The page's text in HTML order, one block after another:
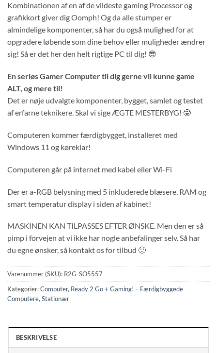
Kombinationen af en af de vildeste gaming Processor og
grafikkort giver dig Oomph! Og da alle stumper er
almindelige komponenter, så har du også mulighed for at
opgradere løbende som dine behov eller muligheder ændrer
sig! Så er det her den helt rigtige PC til dig! 😎
En seriøs Gamer Computer til dig gerne vil kunne game
ALT, og mere til!
Det er nøje udvalgte komponenter, bygget, samlet og testet
af erfarne teknikere. Skal vi sige ÆGTE MESTERBYG! 🤓
Computeren kommer færdigbygget, installeret med
Windows 11 og køreklar!
Computeren går på internet med kabel eller Wi-Fi
Der er a-RGB belysning med 5 inkluderede blæsere, RAM og
smart temperatur display i siden af kabinet!
MASKINEN KAN TILPASSES EFTER ØNSKE. Men den er så
pimp i forvejen at vi ikke har nogle anbefalinger selv. Så har
du egne ønsker, så kontakt os for tilbud 🙂
Varenummer (SKU): R2G-SO5557
Kategorier:Computer, Ready 2 Go + Gaming! – Færdigbyggede
Computere,Stationær
BESKRIVELSE